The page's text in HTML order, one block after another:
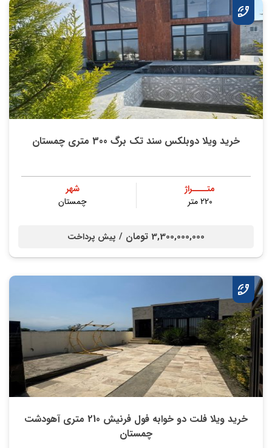
خرید ویلا دوبلکس سند تک برگ 300 متری چمستان
متــــراژ
220 متر
شهر
چمستان
3,300,000,000 تومان / پیش پرداخت
خرید ویلا فلت دو خوابه فول فرنیش 210 متری آهودشت
چمستان